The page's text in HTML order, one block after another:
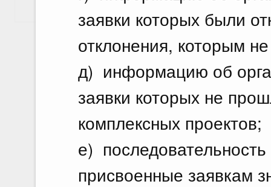
заявки которых были
отклонения, которым
д) информацию об
заявки которых не
комплексных проектов;
е)
присвоенные заявкам
Показать еще